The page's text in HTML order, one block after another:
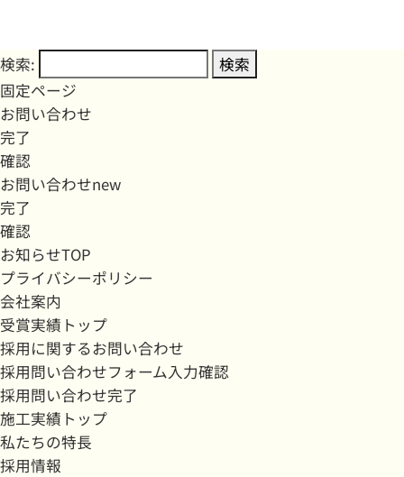
検索:
固定ページ
お問い合わせ
完了
確認
お問い合わせnew
完了
確認
お知らせTOP
プライバシーポリシー
会社案内
受賞実績トップ
採用に関するお問い合わせ
採用問い合わせフォーム入力確認
採用問い合わせ完了
施工実績トップ
私たちの特長
採用情報